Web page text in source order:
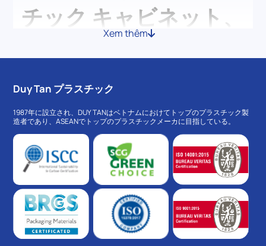
チック キャビネット、
トは徐々に各家庭の生活空間に多く見られるようになっています。こ
緒に詳しく見ていきましょう。
なぜプラスチックキャビネ
ットが人気なのか？
手頃な価格
Xem thêm
Duy Tan プラスチック
1987年に設立され、DUY TANはベトナムにおけてトップのプラスチック製
造者であり、ASEANでトップのプラスチックメーカに目指している。